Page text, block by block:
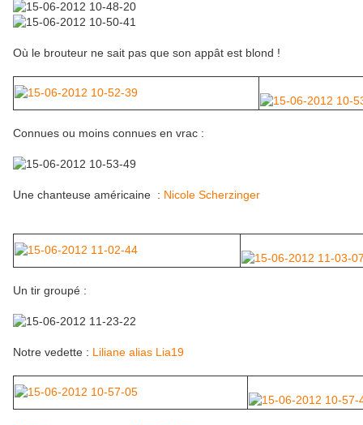
Où le brouteur ne sait pas que son appât est blond !
Connues ou moins connues en vrac :
Une chanteuse américaine : Nicole Scherzinger
Un tir groupé :
Notre vedette : Liliane alias Lia19